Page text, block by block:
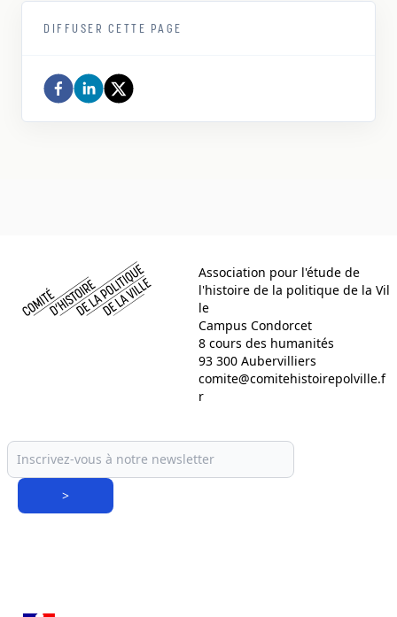
DIFFUSER CETTE PAGE
Association pour l'étude de
l'histoire de la politique de la Vil
le
Campus Condorcet
8 cours des humanités
93 300 Aubervilliers
comite@comitehistoirepolville.f
r
>